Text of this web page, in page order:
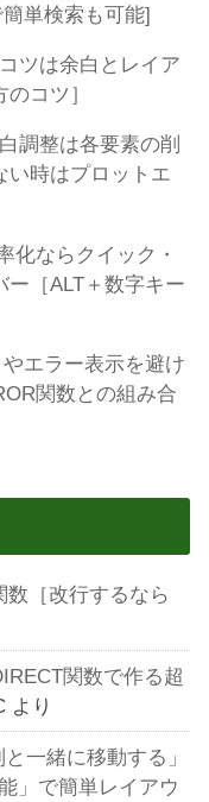
簡単検索も可能]
ツは余白とレイア
コツ］
調整は各要素の削
い時はプロットエ
化ならクイック・
ー［ALT＋数字キー
エラー表示を避け
関数との組み合
数［改行するなら
関数で作る超
より
一緒に移動する」
」で簡単レイアウ